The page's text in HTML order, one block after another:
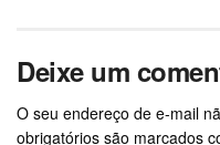
Deixe um
O seu endereço de e-mail
obrigatórios são marcados